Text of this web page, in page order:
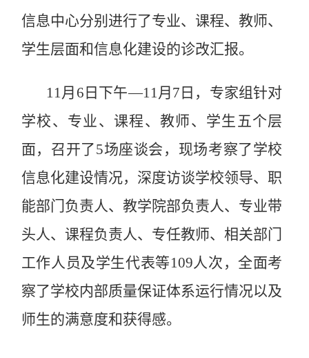
信息中心分别进行了专业、课程、教师、
学生层面和信息化建设的诊改汇报。
11月6日下午—11月7日，专家组针对
学校、专业、课程、教师、学生五个层
面，召开了5场座谈会，现场考察了学校
信息化建设情况，深度访谈学校领导、职
能部门负责人、教学院部负责人、专业带
头人、课程负责人、专任教师、相关部门
工作人员及学生代表等109人次，全面考
察了学校内部质量保证体系运行情况以及
师生的满意度和获得感。